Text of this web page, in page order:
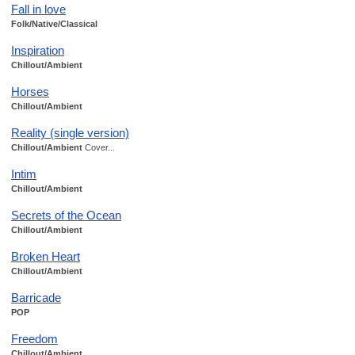
Fall in love
Folk/Native/Classical
Inspiration
Chillout/Ambient
Horses
Chillout/Ambient
Reality (single version)
Chillout/Ambient Cover...
Intim
Chillout/Ambient
Secrets of the Ocean
Chillout/Ambient
Broken Heart
Chillout/Ambient
Barricade
POP
Freedom